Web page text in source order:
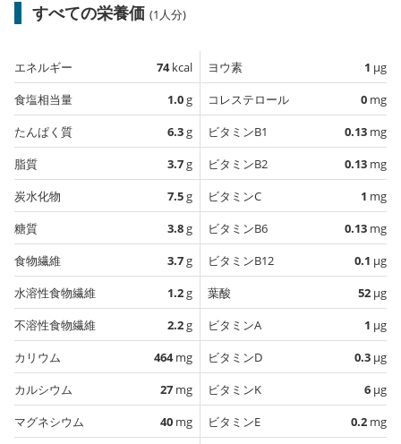
すべての栄養価 (1人分)
エネルギー 74kcal
食塩相当量
1.0g
たんぱく質
6.3g
脂質
3.7g
炭水化物
7.5g
糖質
3.8g
食物繊維
3.7g
水溶性食物繊維
1.2g
不溶性食物繊維
2.2g
カリウム
464mg
カルシウム
27 mg
マグネシウム
40 mg
ヨウ素 1 µg
コレステロール
0 mg
ビタミンB1
0.13 mg
ビタミンB2
0.13 mg
ビタミンC
1 mg
ビタミンB6
0.13 mg
ビタミンB12
0.1 µg
葉酸
52 µg
ビタミンA
1 µg
ビタミンD
0.3 µg
ビタミンK
6 µg
ビタミンE
0.2 mg